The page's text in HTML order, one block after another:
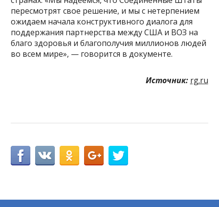
пересмотрят свое решение, и мы с нетерпением
ожидаем начала конструктивного диалога для
поддержания партнерства между США и ВОЗ на
благо здоровья и благополучия миллионов людей
во всем мире», — говорится в документе.
Источник: rg.ru